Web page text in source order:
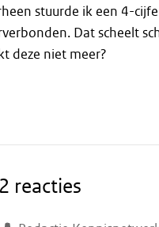
stuurde ik een 4-
Dat scheelt
deze niet meer?
2 reacties